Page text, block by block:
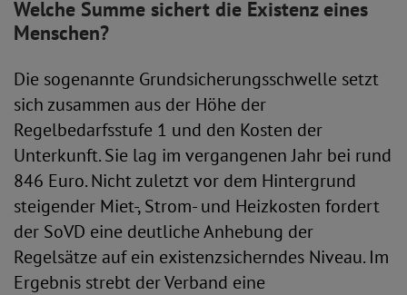
Welche Summe sichert die Existenz eines
Menschen?
Die sogenannte Grundsicherungsschwelle setzt
sich zusammen aus der Höhe der
Regelbedarfsstufe 1 und den Kosten der
Unterkunft. Sie lag im vergangenen Jahr bei rund
846 Euro. Nicht zuletzt vor dem Hintergrund
steigender Miet-, Strom- und Heizkosten fordert
der SoVD eine deutliche Anhebung der
Regelsätze auf ein existenzsicherndes Niveau. Im
Ergebnis strebt der Verband eine